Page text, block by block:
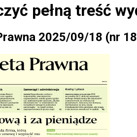
pełną treść
2025/09/18 (nr